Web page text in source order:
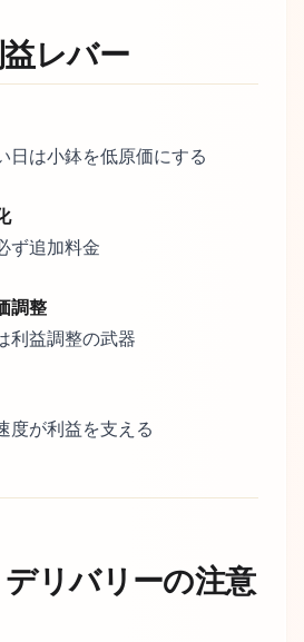
レバー
日は小鉢を低原価にする
ず追加料金
調整
利益調整の武器
度が利益を支える
リバリーの注意